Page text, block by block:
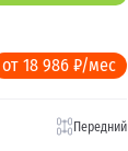
от 18 986 ₽/мес
Передний